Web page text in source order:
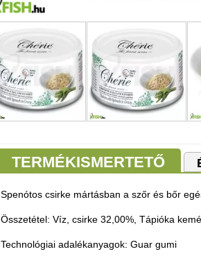
TERMÉKISMERTETŐ
Spenótos csirke mártásban a szőr és bőr
Összetétel: Víz, csirke 32,00%, Tápióka
Technológiai adalékanyagok: Guar gumi